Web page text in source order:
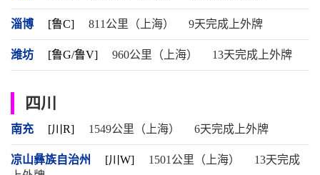
淄博 [鲁C] 811公里（上海） 9天完成上外牌
潍坊 [鲁G/鲁V] 960公里（上海） 13天完成上外牌
四川
南充 [川R] 1549公里（上海） 6天完成上外牌
凉山彝族自治州 [川W] 1501公里（上海）
13天完成